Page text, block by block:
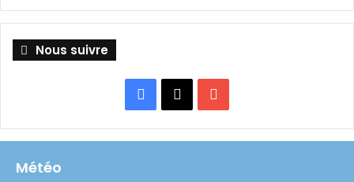
Nous suivre
Facebook
X
Météo